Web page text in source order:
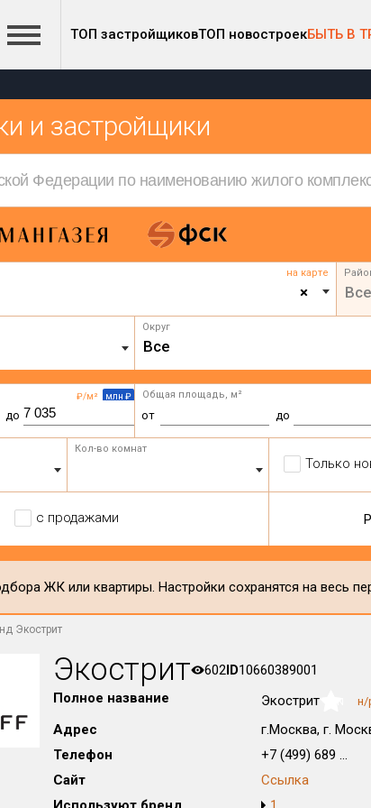
ТОП застройщиковТОП новостроекБЫТЬ В
и застройщики
на карте
× Все
Округ
Все
₽/м² млн ₽
до
Общая площадь, м²
от до
Кол-во комнат
Только
с продажами
ЖК или квартиры. Настройки сохранятся на весь
Экострит
Экострит 602ID10660389001
Полное название
Экострит н/
Адрес
г.Москва, г.
Телефон
+7 (499) 689 ...
Сайт
Ссылка